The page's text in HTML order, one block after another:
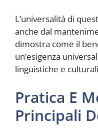
L’universalità di
anche dal
dimostra come il
un’esigenza
linguistiche e
Pratica E
Principali